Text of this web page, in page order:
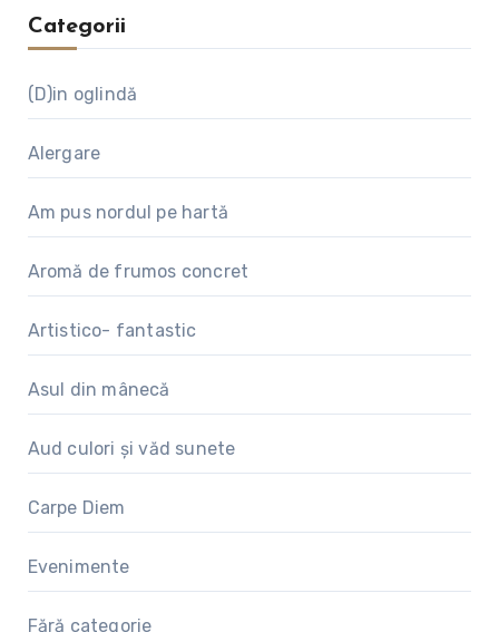
Categorii
(D)in oglindă
Alergare
Am pus nordul pe hartă
Aromă de frumos concret
Artistico- fantastic
Asul din mânecă
Aud culori și văd sunete
Carpe Diem
Evenimente
Fără categorie